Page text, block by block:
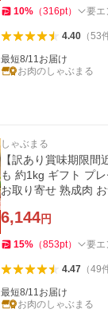
10% （316pt） 要エ
4.40（53
最短8/11お届け
お肉のしゃぶまる
しゃぶまる
【訳あり賞味期限間
も 約1kg ギフト プ
お取り寄せ 熟成肉
6,144円
15% （853pt） 要エ
4.47（49
最短8/11お届け
お肉のしゃぶまる